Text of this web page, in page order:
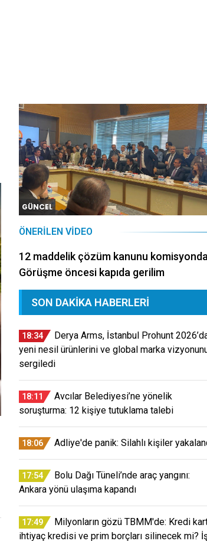
GÜNCEL
ÖNERILEN VIDEO
12 maddelik çözüm kanunu
Görüşme öncesi kapıda gerilim
SON DAKIKA HABERLERI
18:34
Derya Arms, İstanbul Prohunt
yeni nesil ürünlerini ve global marka
sergiledi
18:11
Avcılar Belediyesi’ne yönelik
soruşturma: 12 kişiye tutuklama talebi
18:06 Adliye'de panik: Silahlı kişiler
17:54
Bolu Dağı Tüneli’nde araç yangını:
Ankara yönü ulaşıma kapandı
17:49
Milyonların gözü TBMM'de: Kredi
ihtiyaç kredisi ve prim borçları silinecek mi?